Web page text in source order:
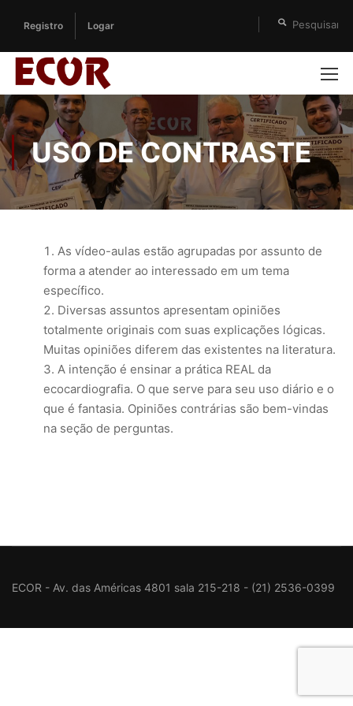
Registro Logar
USO DE CONTRASTE
As vídeo-aulas estão agrupadas por assunto de
forma a atender ao interessado em um tema
específico.
Diversas assuntos apresentam opiniões
totalmente originais com suas explicações lógicas.
Muitas opiniões diferem das existentes na literatura.
A intenção é ensinar a prática REAL da
ecocardiografia. O que serve para seu uso diário e o
que é fantasia. Opiniões contrárias são bem-vindas
na seção de perguntas.
ECOR - Av. das Américas 4801 sala 215-218 - (21) 2536-0399